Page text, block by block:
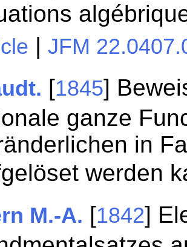
|JFM
[1845]
ganze
in
werden
M.-A. [1842]